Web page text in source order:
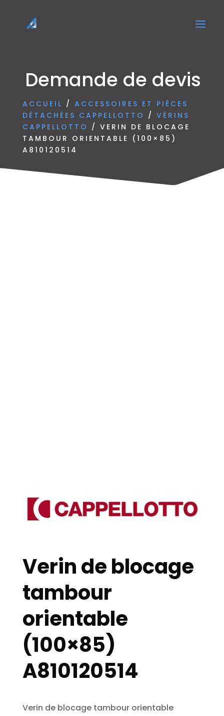
Demande de devis
ACCUEIL / ACCESSOIRES ET PIÈCES
DÉTACHÉES CAPPELLOTTO / VÉRINS
CAPPELLOTTO / VERIN DE BLOCAGE
TAMBOUR ORIENTABLE (100×85)
A810120514
Verin de blocage
tambour
orientable
(100×85)
A810120514
Verin de blocage tambour orientable